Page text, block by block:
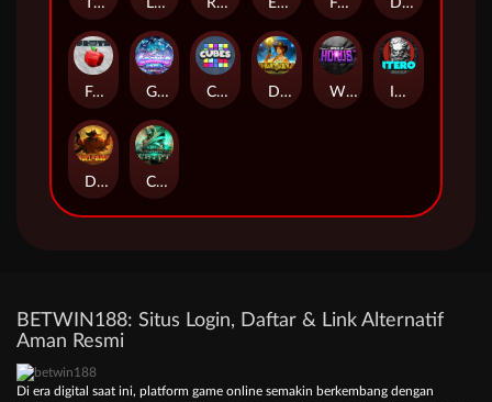
Frutz Gronk's Gems Cubes Dawn of Kings Wings of Horus ITERO
Duel at Dawn Cursed Crypt
BETWIN188: Situs Login, Daftar & Link Alternatif
Aman Resmi
Di era digital saat ini, platform game online semakin berkembang dengan